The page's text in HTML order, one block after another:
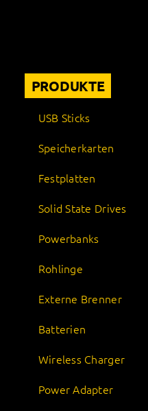
PRODUKTE
USB Sticks
Speicherkarten
Festplatten
Solid State Drives
Powerbanks
Rohlinge
Externe Brenner
Batterien
Wireless Charger
Power Adapter